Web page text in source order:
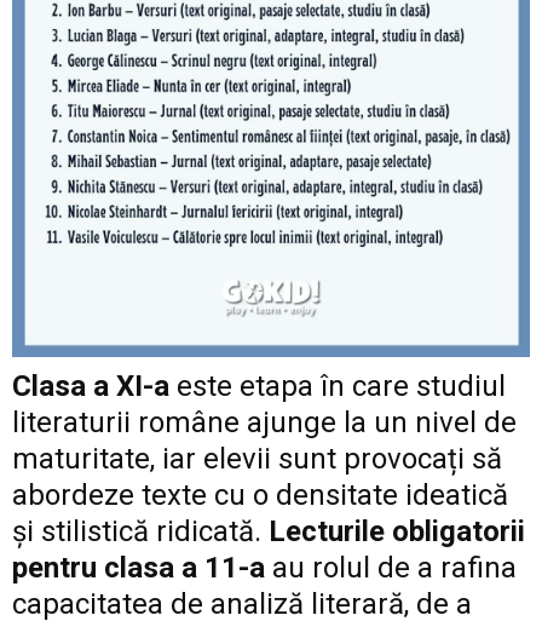
Clasa a XI-a este etapa în care studiul
literaturii române ajunge la un nivel de
maturitate, iar elevii sunt provocați să
abordeze texte cu o densitate ideatică
și stilistică ridicată. Lecturile obligatorii
pentru clasa a 11-a au rolul de a rafina
capacitatea de analiză literară, de a